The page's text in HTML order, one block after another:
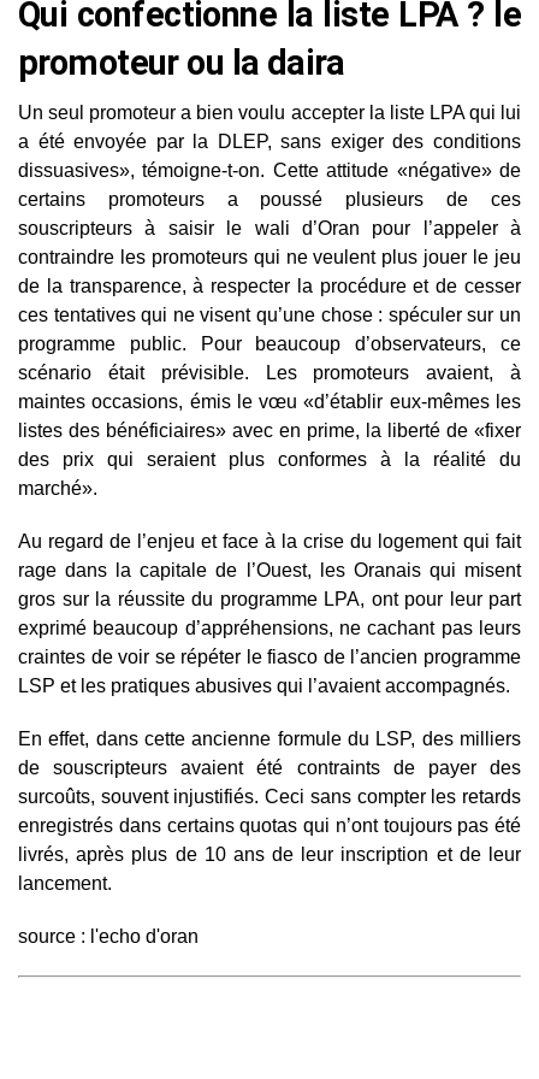
Qui confectionne la liste LPA ? le
promoteur ou la daira
Un seul promoteur a bien voulu accepter la liste LPA qui lui
a été envoyée par la DLEP, sans exiger des conditions
dissuasives», témoigne-t-on. Cette attitude «négative» de
certains promoteurs a poussé plusieurs de ces
souscripteurs à saisir le wali d’Oran pour l’appeler à
contraindre les promoteurs qui ne veulent plus jouer le jeu
de la transparence, à respecter la procédure et de cesser
ces tentatives qui ne visent qu’une chose : spéculer sur un
programme public. Pour beaucoup d’observateurs, ce
scénario était prévisible. Les promoteurs avaient, à
maintes occasions, émis le vœu «d’établir eux-mêmes les
listes des bénéficiaires» avec en prime, la liberté de «fixer
des prix qui seraient plus conformes à la réalité du
marché».
Au regard de l’enjeu et face à la crise du logement qui fait
rage dans la capitale de l’Ouest, les Oranais qui misent
gros sur la réussite du programme LPA, ont pour leur part
exprimé beaucoup d’appréhensions, ne cachant pas leurs
craintes de voir se répéter le fiasco de l’ancien programme
LSP et les pratiques abusives qui l’avaient accompagnés.
En effet, dans cette ancienne formule du LSP, des milliers
de souscripteurs avaient été contraints de payer des
surcoûts, souvent injustifiés. Ceci sans compter les retards
enregistrés dans certains quotas qui n’ont toujours pas été
livrés, après plus de 10 ans de leur inscription et de leur
lancement.
source : l'echo d'oran